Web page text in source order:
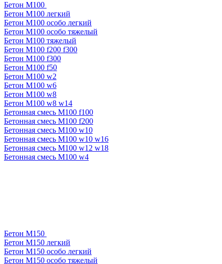
Бетон М100
Бетон М100 легкий
Бетон М100 особо легкий
Бетон М100 особо тяжелый
Бетон М100 тяжелый
Бетон М100 f200 f300
Бетон М100 f300
Бетон М100 f50
Бетон М100 w2
Бетон М100 w6
Бетон М100 w8
Бетон М100 w8 w14
Бетонная смесь М100 f100
Бетонная смесь М100 f200
Бетонная смесь М100 w10
Бетонная смесь М100 w10 w16
Бетонная смесь М100 w12 w18
Бетонная смесь М100 w4
Бетон М150
Бетон М150 легкий
Бетон М150 особо легкий
Бетон М150 особо тяжелый